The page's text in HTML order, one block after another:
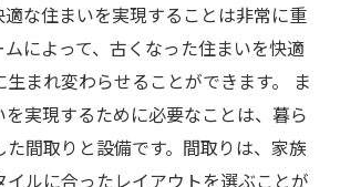
適な住まいを実現することは非常に重
によって、古くなった住まいを快適
まれ変わらせることができます。 ま
実現するために必要なことは、暮ら
た間取りと設備です。間取りは、家族
ルに合ったレイアウトを選ぶことが